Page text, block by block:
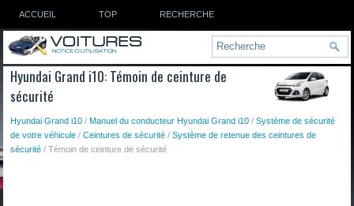
ACCUEIL TOP RECHERCHE
Hyundai Grand i10: Témoin de ceinture de
sécurité
Hyundai Grand i10 /Manuel du conducteur Hyundai Grand i10 /Système de sécurité
de votre véhicule /Ceintures de sécurité /Système de retenue des ceintures de
sécurité / Témoin de ceinture de sécurité